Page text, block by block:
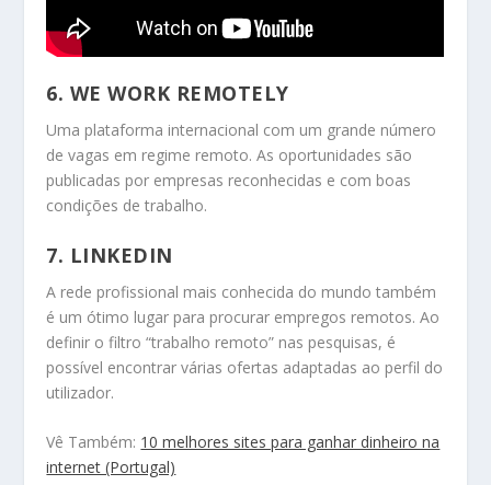
6. WE WORK REMOTELY
Uma plataforma internacional com um grande número
de vagas em regime remoto. As oportunidades são
publicadas por empresas reconhecidas e com boas
condições de trabalho.
7. LINKEDIN
A rede profissional mais conhecida do mundo também
é um ótimo lugar para procurar empregos remotos. Ao
definir o filtro “trabalho remoto” nas pesquisas, é
possível encontrar várias ofertas adaptadas ao perfil do
utilizador.
Vê Também: 10 melhores sites para ganhar dinheiro na
internet (Portugal)